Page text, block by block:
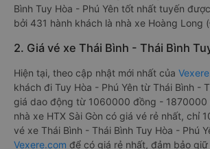
Bình Tuy Hòa - Phú Yên tốt nhất tuyến
bởi 431 hành khách là nhà xe Hoàng Long
2. Giá vé xe Thái Bình - Thái Bình
Hiện tại, theo cập nhật mới nhất của
khách đi Tuy Hòa - Phú Yên từ Thái Bình -
giá dao động từ 1060000 đồng - 1870000
nhà xe HTX Sài Gòn có giá vé rẻ nhất, chỉ
vé xe Thái Bình - Thái Bình Tuy Hòa - Phú
Vexere.com để có giá rẻ nhất, đảm bảo giữ